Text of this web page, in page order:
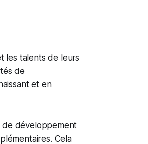
les talents de leurs
de
et en
de développement
Cela